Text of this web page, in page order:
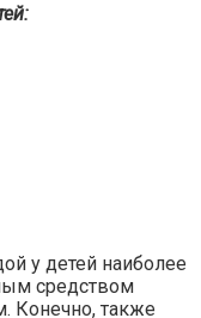
у детей наиболее
средством
Конечно, также